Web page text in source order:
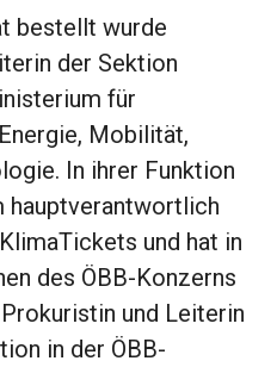
bestellt wurde
der Sektion
für
Mobilität,
In ihrer Funktion
hauptverantwortlich
und hat in
des ÖBB-Konzerns
und Leiterin
in der ÖBB-